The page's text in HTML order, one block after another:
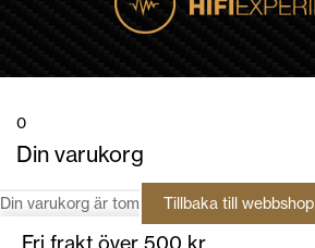
0
Din varukorg
Din varukorg är tom Tillbaka till webbshop